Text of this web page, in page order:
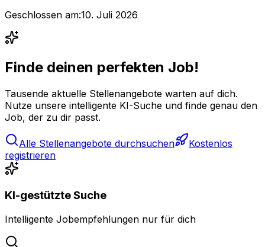
Geschlossen am:10. Juli 2026
Finde deinen perfekten Job!
Tausende aktuelle Stellenangebote warten auf dich.
Nutze unsere intelligente KI-Suche und finde genau den
Job, der zu dir passt.
Alle Stellenangebote durchsuchen
Kostenlos
registrieren
KI-gestützte Suche
Intelligente Jobempfehlungen nur für dich